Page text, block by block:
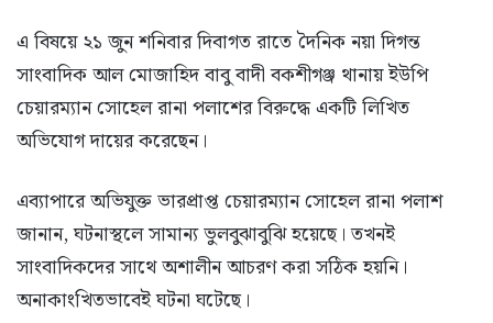
এ বিষয়ে ২১ জুন শনিবার দিবাগত রাতে দৈনিক নয়া দিগন্ত
সাংবাদিক আল মোজাহিদ বাবু বাদী বকশীগঞ্জ থানায় ইউপি
চেয়ারম্যান সোহেল রানা পলাশের বিরুদ্ধে একটি লিখিত
অভিযোগ দায়ের করেছেন।
এব্যাপারে অভিযুক্ত ভারপ্রাপ্ত চেয়ারম্যান সোহেল রানা পলাশ
জানান, ঘটনাস্থলে সামান্য ভুলবুঝাবুঝি হয়েছে। তখনই
সাংবাদিকদের সাথে অশালীন আচরণ করা সঠিক হয়নি।
অনাকাংখিতভাবেই ঘটনা ঘটেছে।